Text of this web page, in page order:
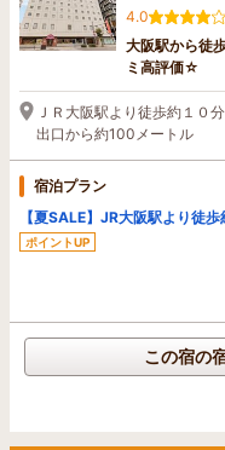
4.0
大阪駅から徒
ミ高評価☆
ＪＲ大阪駅より徒歩約１０
出口から約100メートル
宿泊プラン
【夏SALE】JR大阪駅より徒
ポイントUP
この宿の